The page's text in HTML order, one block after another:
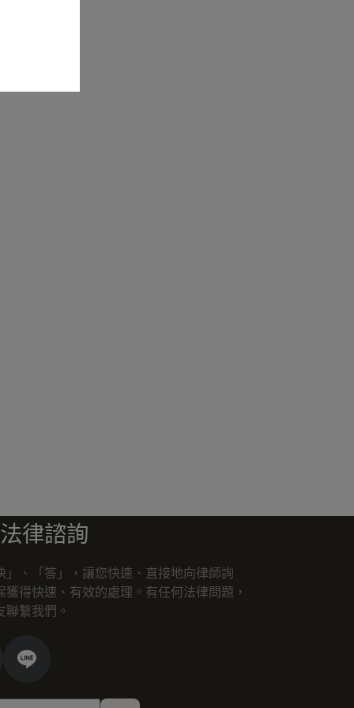
律諮詢
」、「答」，讓您快速、直接地向律師詢
獲得快速、有效的處理。有任何法律問題，
聯繫我們。